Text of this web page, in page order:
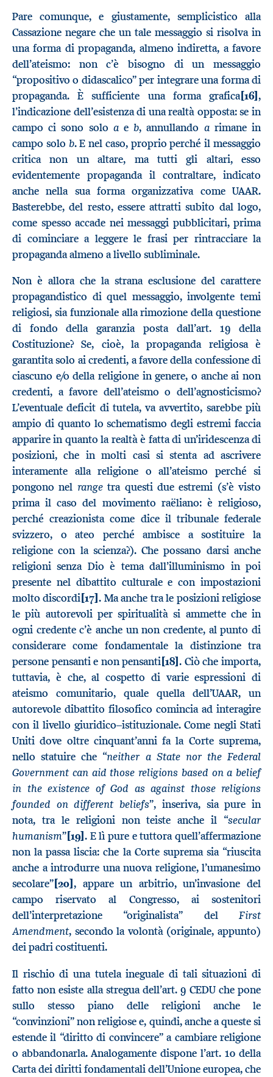
Pare comunque, e giustamente, semplicistico alla
Cassazione negare che un tale messaggio si risolva in
una forma di propaganda, almeno indiretta, a favore
dell’ateismo: non c’è bisogno di un messaggio
“propositivo o didascalico” per integrare una forma di
propaganda. È sufficiente una forma grafica[16],
l’indicazione dell’esistenza di una realtà opposta: se in
campo ci sono solo aeb, annullando arimane in
campo solo b. E nel caso, proprio perché il messaggio
critica non un altare, ma tutti gli altari, esso
evidentemente propaganda il contraltare, indicato
anche nella sua forma organizzativa come UAAR.
Basterebbe, del resto, essere attratti subito dal logo,
come spesso accade nei messaggi pubblicitari, prima
di cominciare a leggere le frasi per rintracciare la
propaganda almeno a livello subliminale.
Non è allora che la strana esclusione del carattere
propagandistico di quel messaggio, involgente temi
religiosi, sia funzionale alla rimozione della questione
di fondo della garanzia posta dall’art. 19 della
Costituzione? Se, cioè, la propaganda religiosa è
garantita solo ai credenti, a favore della confessione di
ciascuno e/o della religione in genere, o anche ai non
credenti, a favore dell’ateismo o dell’agnosticismo?
L’eventuale deficit di tutela, va avvertito, sarebbe più
ampio di quanto lo schematismo degli estremi faccia
apparire in quanto la realtà è fatta di un’iridescenza di
posizioni, che in molti casi si stenta ad ascrivere
interamente alla religione o all’ateismo perché si
pongono nel rangetra questi due estremi (s’è visto
prima il caso del movimento raëliano: è religioso,
perché creazionista come dice il tribunale federale
svizzero, o ateo perché ambisce a sostituire la
religione con la scienza?). Che possano darsi anche
religioni senza Dio è tema dall’illuminismo in poi
presente nel dibattito culturale e con impostazioni
molto discordi[17]. Ma anche tra le posizioni religiose
le più autorevoli per spiritualità si ammette che in
ogni credente c’è anche un non credente, al punto di
considerare come fondamentale la distinzione tra
persone pensanti e non pensanti[18]. Ciò che importa,
tuttavia, è che, al cospetto di varie espressioni di
ateismo comunitario, quale quella dell’UAAR, un
autorevole dibattito filosofico comincia ad interagire
con il livello giuridico–istituzionale. Come negli Stati
Uniti dove oltre cinquant’anni fa la Corte suprema,
nello statuire che “neither a State nor the Federal
Government can aid those religions based on a belief
in the existence of God as against those religions
founded on different beliefs”, inseriva, sia pure in
nota, tra le religioni non teiste anche il “secular
humanism”[19]. E lì pure e tuttora quell’affermazione
non la passa liscia: che la Corte suprema sia “riuscita
anche a introdurre una nuova religione, l’umanesimo
secolare”[20], appare un arbitrio, un’invasione del
campo riservato al Congresso, ai sostenitori
dell’interpretazione “originalista” delFirst
Amendment, secondo la volontà (originale, appunto)
dei padri costituenti.
Il rischio di una tutela ineguale di tali situazioni di
fatto non esiste alla stregua dell’art. 9 CEDU che pone
sullo stesso piano delle religioni anche le
“convinzioni” non religiose e, quindi, anche a queste si
estende il “diritto di convincere” a cambiare religione
o abbandonarla. Analogamente dispone l’art. 10 della
Carta dei diritti fondamentali dell’Unione europea, che